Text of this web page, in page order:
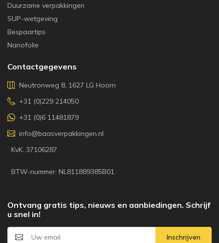
Duurzame verpakkingen
SUP-wetgeving
Bespaartips
Nanofolie
Contactgegevens
Neutronweg 8, 1627 LG Hoorn
+31 (0)229 214050
+31 (0)6 11481879
info@baasverpakkingen.nl
KvK: 37106287
BTW-nummer: NL811889385B01
Ontvang gratis tips, nieuws en aanbiedingen. Schrijf
u snel in!
Inschrijven